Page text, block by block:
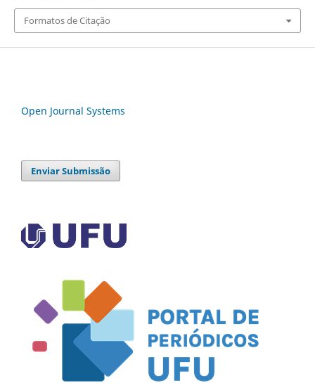
Formatos de Citação
Open Journal Systems
Enviar Submissão